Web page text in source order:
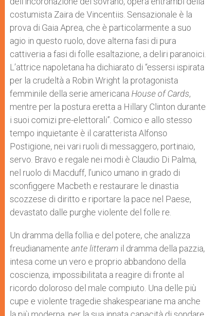
costumista Zaira de Vincentiis. Sensazionale è la
prova di Gaia Aprea, che è particolarmente a suo
agio in questo ruolo, dove alterna fasi di pura
cattiveria a fasi di folle esaltazione, a deliri paranoici.
L’attrice napoletana ha dichiarato di “essersi ispirata
per la crudeltà a Robin Wright la protagonista
femminile della serie americana House of Cards,
mentre per la postura eretta a Hillary Clinton durante
i suoi comizi pre-elettorali”. Comico e allo stesso
tempo inquietante è il caratterista Alfonso
Postigione, nei vari ruoli di messaggero, portinaio,
servo. Bravo e regale nei modi è Claudio Di Palma,
nel ruolo di Macduff, l’unico umano in grado di
sconfiggere Macbeth e restaurare le dinastia
scozzese di diritto e riportare la pace nel Paese,
devastato dalle purghe violente del folle re.
Un dramma della follia e del potere, che analizza
freudianamente ante litteram il dramma della pazzia,
intesa come un vero e proprio abbandono della
coscienza, impossibilitata a reagire di fronte al
ricordo doloroso del male compiuto. Una delle più
cupe e violente tragedie shakespeariane ma anche